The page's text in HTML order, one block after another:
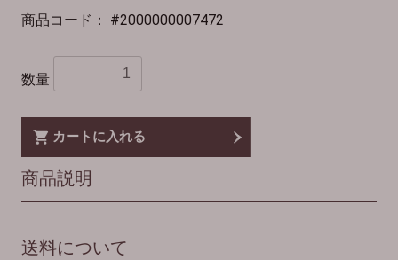
商品コード： #2000000007472
数量
カートに入れる
商品説明
送料について